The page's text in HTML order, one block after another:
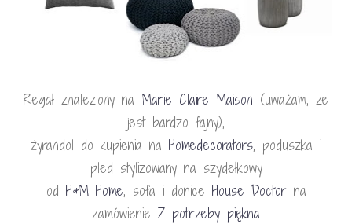
Regał znaleziony na Marie Claire Maison (uważam, ze
jest bardzo fajny),
żyrandol do kupienia na Homedecorators, poduszka i
pled stylizowany na szydełkowy
od H&M Home, sofa i donice House Doctorna
zamówienie Z potrzeby piękna